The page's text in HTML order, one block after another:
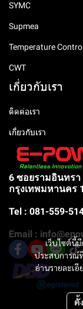
เว็บไซต์นี้
ประสบการณ์ที่
อ่านรายละเอี
ตั้
SYMC
Supmea
Temperature
CWT
เกี่ยวกับเรา
ติดต่อเรา
เกี่ยวกับเรา
6 ซอยรามอินทรา
กรุงเทพมหานคร
Tel : 081-559-
Email :